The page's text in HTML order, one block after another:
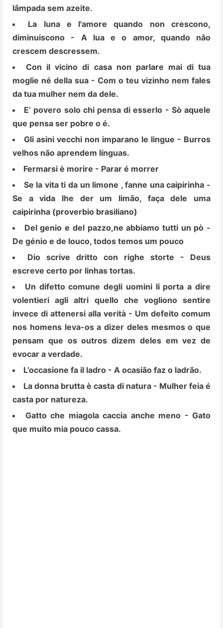
lâmpada sem azeite.
La luna e l'amore quando non crescono,
diminuiscono - A lua e o amor, quando não
crescem descressem.
Con il vicino di casa non parlare mai di tua
moglie né della sua - Com o teu vizinho nem fales
da tua mulher nem da dele.
E’ povero solo chi pensa di esserlo - Sò aquele
que pensa ser pobre o é.
Gli asini vecchi non imparano le lingue - Burros
velhos não aprendem línguas.
Fermarsi è morire - Parar é morrer
Se la vita ti da un limone , fanne una caipirinha -
Se a vida lhe der um limão, faça dele uma
caipirinha (proverbio brasiliano)
Del genio e del pazzo,ne abbiamo tutti un pò -
De génio e de louco, todos temos um pouco
Dio scrive dritto con righe storte - Deus
escreve certo por linhas tortas.
Un difetto comune degli uomini li porta a dire
volentieri agli altri quello che vogliono sentire
invece di attenersi alla verità - Um defeito comum
nos homens leva-os a dizer deles mesmos o que
pensam que os outros dizem deles em vez de
evocar a verdade.
L’occasione fa il ladro - A ocasião faz o ladrão.
La donna brutta è casta di natura - Mulher feia é
casta por natureza.
Gatto che miagola caccia anche meno - Gato
que muito mia pouco cassa.